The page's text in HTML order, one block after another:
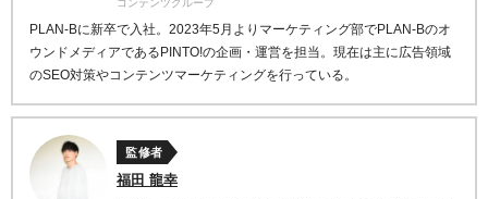
コンテンツグループ
PLAN-Bに新卒で入社。2023年5月よりマーケティング部でPLAN-Bのオ
ウンドメディアであるPINTO!の企画・運営を担当。現在は主に広告領域
のSEO対策やコンテンツマーケティングを行っている。
監修者
福田 龍幸